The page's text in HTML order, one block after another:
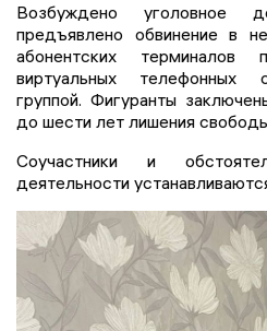
Возбуждено уголовное
предъявлено обвинение в
абонентских терминалов
виртуальных телефонных
группой. Фигуранты
до шести лет лишения
Соучастники и
деятельности